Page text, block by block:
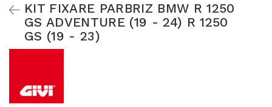
KIT FIXARE PARBRIZ BMW R 1250
GS ADVENTURE (19 - 24) R 1250
GS (19 - 23)